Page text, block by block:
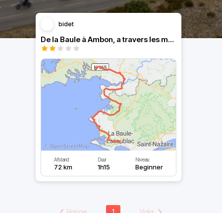
bidet
De la Baule à Ambon, a travers les marais
Afstand
72 km
Duur
1h15
Niveau
Beginner